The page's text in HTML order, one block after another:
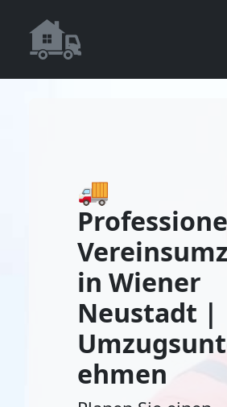
🚚
in Wiener
Neustadt |
ehmen